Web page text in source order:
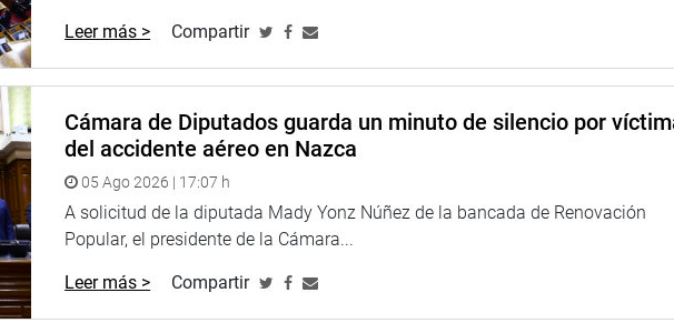
Leer más > Compartir
Cámara de Diputados guarda un minuto de silencio por
del accidente aéreo en Nazca
05 Ago 2026 | 17:07 h
A solicitud de la diputada Mady Yonz Núñez de la bancada de Renovación
Popular, el presidente de la Cámara...
Leer más > Compartir